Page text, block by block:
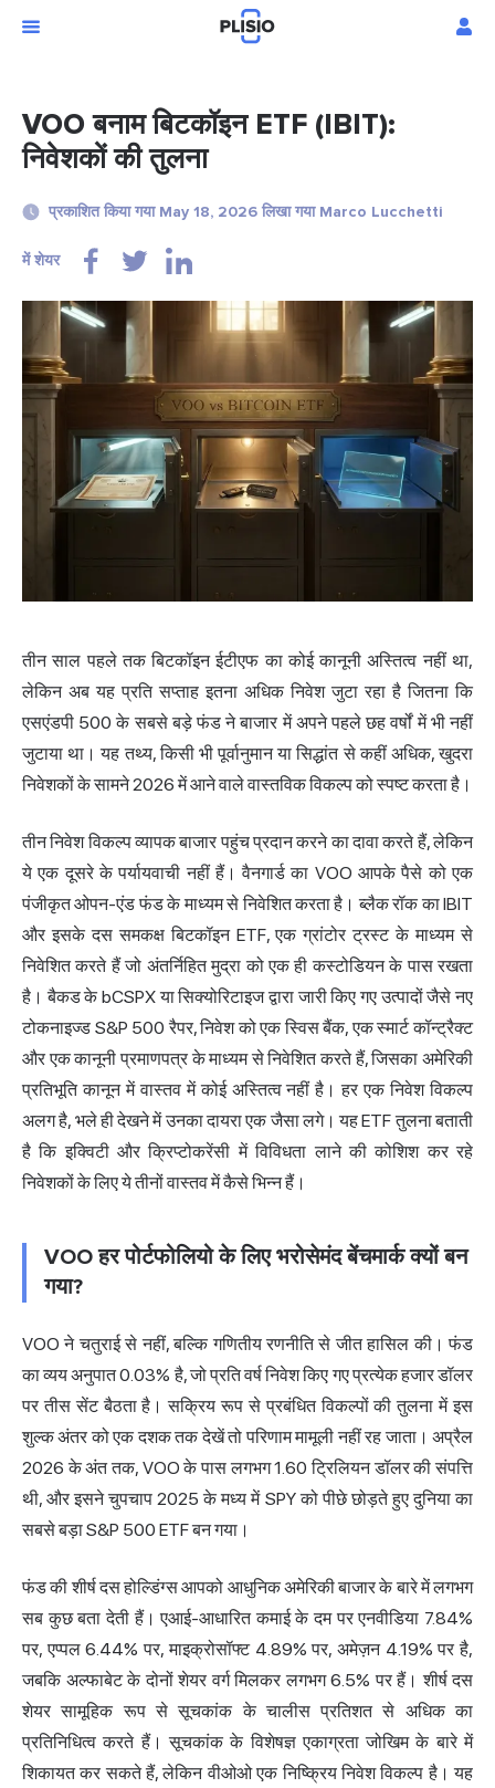
VOO बनाम बिटकॉइन ETF (IBIT):
निवेशकों की तुलना
प्रकाशित किया गया May 18, 2026 लिखा गया Marco Lucchetti
में शेयर
तीन साल पहले तक बिटकॉइन ईटीएफ का कोई कानूनी अस्तित्व नहीं था,
लेकिन अब यह प्रति सप्ताह इतना अधिक निवेश जुटा रहा है जितना कि
एसएंडपी 500 के सबसे बड़े फंड ने बाजार में अपने पहले छह वर्षों में भी नहीं
जुटाया था। यह तथ्य, किसी भी पूर्वानुमान या सिद्धांत से कहीं अधिक, खुदरा
निवेशकों के सामने 2026 में आने वाले वास्तविक विकल्प को स्पष्ट करता है।
तीन निवेश विकल्प व्यापक बाजार पहुंच प्रदान करने का दावा करते हैं, लेकिन
ये एक दूसरे के पर्यायवाची नहीं हैं। वैनगार्ड का VOO आपके पैसे को एक
पंजीकृत ओपन-एंड फंड के माध्यम से निवेशित करता है। ब्लैक रॉक का IBIT
और इसके दस समकक्ष बिटकॉइन ETF, एक ग्रांटोर ट्रस्ट के माध्यम से
निवेशित करते हैं जो अंतर्निहित मुद्रा को एक ही कस्टोडियन के पास रखता
है। बैकड के bCSPX या सिक्योरिटाइज द्वारा जारी किए गए उत्पादों जैसे नए
टोकनाइज्ड S&P 500 रैपर, निवेश को एक स्विस बैंक, एक स्मार्ट कॉन्ट्रैक्ट
और एक कानूनी प्रमाणपत्र के माध्यम से निवेशित करते हैं, जिसका अमेरिकी
प्रतिभूति कानून में वास्तव में कोई अस्तित्व नहीं है। हर एक निवेश विकल्प
अलग है, भले ही देखने में उनका दायरा एक जैसा लगे। यह ETF तुलना बताती
है कि इक्विटी और क्रिप्टोकरेंसी में विविधता लाने की कोशिश कर रहे
निवेशकों के लिए ये तीनों वास्तव में कैसे भिन्न हैं।
VOO हर पोर्टफोलियो के लिए भरोसेमंद बेंचमार्क क्यों बन
गया?
VOO ने चतुराई से नहीं, बल्कि गणितीय रणनीति से जीत हासिल की। फंड
का व्यय अनुपात 0.03% है, जो प्रति वर्ष निवेश किए गए प्रत्येक हजार डॉलर
पर तीस सेंट बैठता है। सक्रिय रूप से प्रबंधित विकल्पों की तुलना में इस
शुल्क अंतर को एक दशक तक देखें तो परिणाम मामूली नहीं रह जाता। अप्रैल
2026 के अंत तक, VOO के पास लगभग 1.60 ट्रिलियन डॉलर की संपत्ति
थी, और इसने चुपचाप 2025 के मध्य में SPY को पीछे छोड़ते हुए दुनिया का
सबसे बड़ा S&P 500 ETF बन गया।
फंड की शीर्ष दस होल्डिंग्स आपको आधुनिक अमेरिकी बाजार के बारे में लगभग
सब कुछ बता देती हैं। एआई-आधारित कमाई के दम पर एनवीडिया 7.84%
पर, एप्पल 6.44% पर, माइक्रोसॉफ्ट 4.89% पर, अमेज़न 4.19% पर है,
जबकि अल्फाबेट के दोनों शेयर वर्ग मिलकर लगभग 6.5% पर हैं। शीर्ष दस
शेयर सामूहिक रूप से सूचकांक के चालीस प्रतिशत से अधिक का
प्रतिनिधित्व करते हैं। सूचकांक के विशेषज्ञ एकाग्रता जोखिम के बारे में
शिकायत कर सकते हैं, लेकिन वीओओ एक निष्क्रिय निवेश विकल्प है। यह